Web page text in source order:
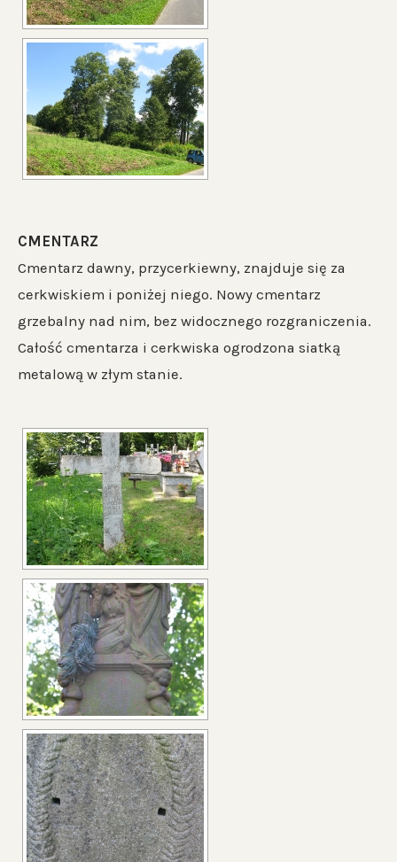
CMENTARZ
Cmentarz dawny, przycerkiewny, znajduje się za
cerkwiskiem i poniżej niego. Nowy cmentarz
grzebalny nad nim, bez widocznego rozgraniczenia.
Całość cmentarza i cerkwiska ogrodzona siatką
metalową w złym stanie.